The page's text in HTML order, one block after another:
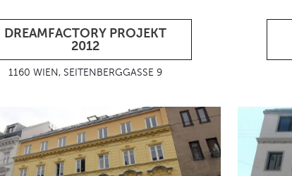
DREAMFACTORY PROJEKT
2012
1160 WIEN, SEITENBERGGASSE 9